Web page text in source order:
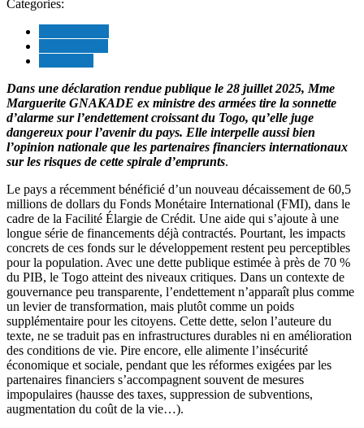
Categories:
Dans une déclaration rendue publique le 28 juillet 2025, Mme
Marguerite GNAKADE ex ministre des armées tire la sonnette
d’alarme sur l’endettement croissant du Togo, qu’elle juge
dangereux pour l’avenir du pays. Elle interpelle aussi bien
l’opinion nationale que les partenaires financiers internationaux
sur les risques de cette spirale d’emprunts.
Le pays a récemment bénéficié d’un nouveau décaissement de 60,5
millions de dollars du Fonds Monétaire International (FMI), dans le
cadre de la Facilité Élargie de Crédit. Une aide qui s’ajoute à une
longue série de financements déjà contractés. Pourtant, les impacts
concrets de ces fonds sur le développement restent peu perceptibles
pour la population. Avec une dette publique estimée à près de 70 %
du PIB, le Togo atteint des niveaux critiques. Dans un contexte de
gouvernance peu transparente, l’endettement n’apparaît plus comme
un levier de transformation, mais plutôt comme un poids
supplémentaire pour les citoyens. Cette dette, selon l’auteure du
texte, ne se traduit pas en infrastructures durables ni en amélioration
des conditions de vie. Pire encore, elle alimente l’insécurité
économique et sociale, pendant que les réformes exigées par les
partenaires financiers s’accompagnent souvent de mesures
impopulaires (hausse des taxes, suppression de subventions,
augmentation du coût de la vie…).